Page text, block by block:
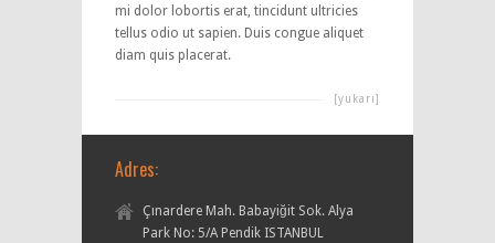
mi dolor lobortis erat, tincidunt ultricies
tellus odio ut sapien. Duis congue aliquet
diam quis placerat.
[yukarı]
Adres:
Çınardere Mah. Babayiğit Sok. Alya
Park No: 5/A Pendik ISTANBUL